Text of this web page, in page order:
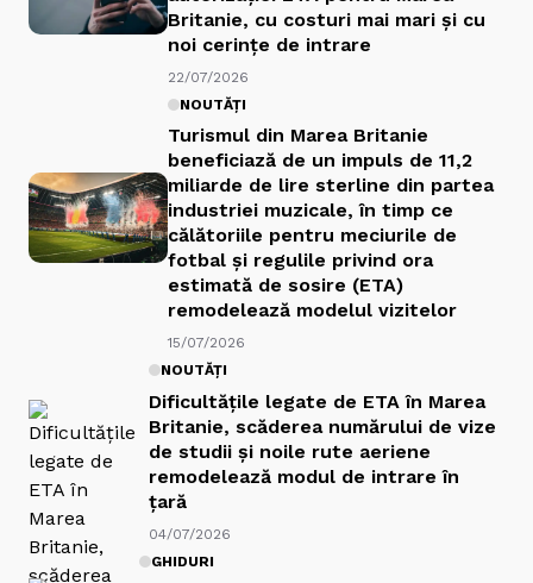
Britanie, cu costuri mai mari și cu
noi cerințe de intrare
22/07/2026
NOUTĂȚI
Turismul din Marea Britanie
beneficiază de un impuls de 11,2
miliarde de lire sterline din partea
industriei muzicale, în timp ce
călătoriile pentru meciurile de
fotbal și regulile privind ora
estimată de sosire (ETA)
remodelează modelul vizitelor
15/07/2026
NOUTĂȚI
Dificultățile legate de ETA în Marea
Britanie, scăderea numărului de vize
de studii și noile rute aeriene
remodelează modul de intrare în
țară
04/07/2026
GHIDURI